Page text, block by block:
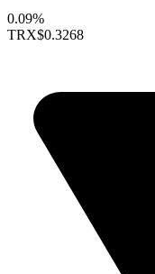
0.09%
TRX$0.3268